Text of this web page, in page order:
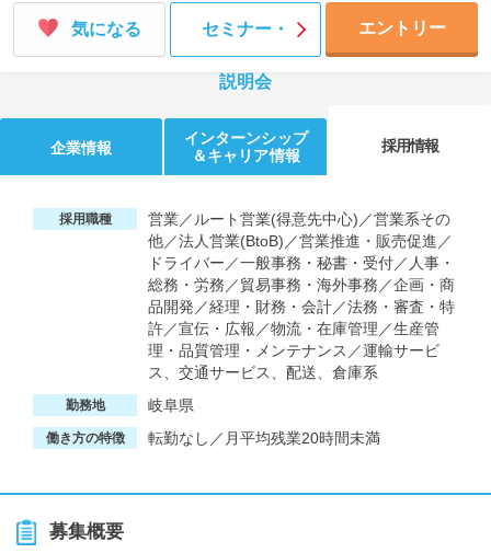
気になる セミナー・
説明会
エントリー
企業情報
インターンシップ
＆キャリア情報
採用情報
採用職種
営業／ルート営業(得意先中心)／営業系その
他／法人営業(BtoB)／営業推進・販売促進／
ドライバー／一般事務・秘書・受付／人事・
総務・労務／貿易事務・海外事務／企画・商
品開発／経理・財務・会計／法務・審査・特
許／宣伝・広報／物流・在庫管理／生産管
理・品質管理・メンテナンス／運輸サービ
ス、交通サービス、配送、倉庫系
勤務地 岐阜県
働き方の特徴 転勤なし／月平均残業20時間未満
募集概要